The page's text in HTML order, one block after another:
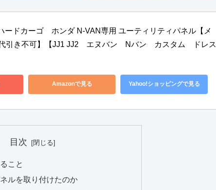
ードカーゴ　ホンダ N-VAN専用 ユーティリティパネル【メ
引き不可】【JJ1 JJ2　エヌバン　Nバン　カスタム　ドレス
Amazonで見る Yahoo!ショッピングで見る
目次
こと
ルを取り付けたのか